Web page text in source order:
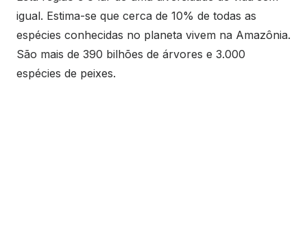
igual. Estima-se que cerca de 10% de todas as
espécies conhecidas no planeta vivem na Amazônia.
São mais de 390 bilhões de árvores e 3.000
espécies de peixes.